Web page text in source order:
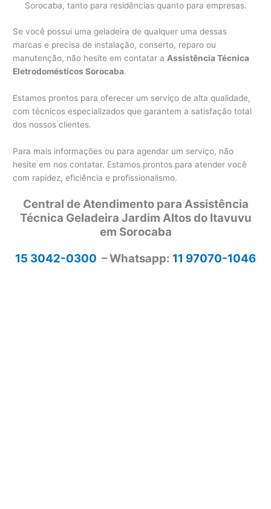
Sorocaba, tanto para residências quanto para empresas.
Se você possui uma geladeira de qualquer uma dessas
marcas e precisa de instalação, conserto, reparo ou
manutenção, não hesite em contatar a Assistência Técnica
Eletrodomésticos Sorocaba.
Estamos prontos para oferecer um serviço de alta qualidade,
com técnicos especializados que garantem a satisfação total
dos nossos clientes.
Para mais informações ou para agendar um serviço, não
hesite em nos contatar. Estamos prontos para atender você
com rapidez, eficiência e profissionalismo.
Central de Atendimento para Assistência
Técnica Geladeira Jardim Altos do Itavuvu
em Sorocaba
15 3042-0300 – Whatsapp: 11 97070-1046